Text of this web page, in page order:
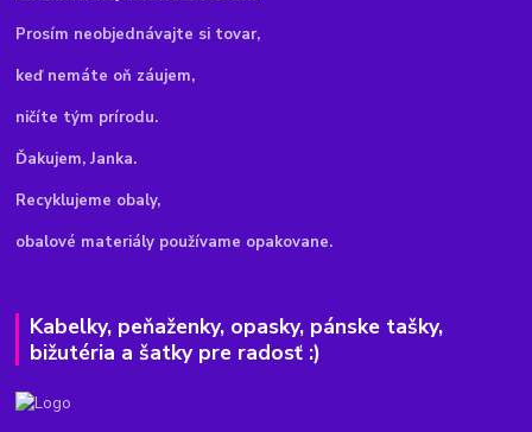
Prosím neobjednávajte si tovar,
keď nemáte oň záujem,
ničíte tým prírodu.
Ďakujem, Janka.
Recyklujeme obaly,
obalové materiály používame opakovane.
Kabelky, peňaženky, opasky, pánske tašky,
bižutéria a šatky pre radosť :)